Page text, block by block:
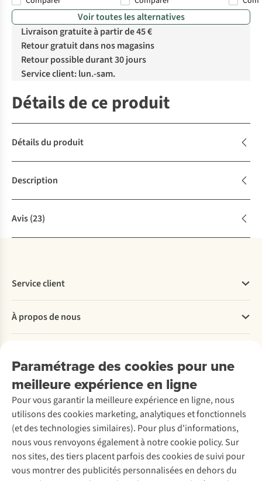
Voir toutes les alternatives
Livraison gratuite à partir de 45 €
Retour gratuit dans nos magasins
Retour possible durant 30 jours
Service client: lun.-sam.
Détails de ce produit
Détails du produit
Description
Avis(23)
Paramétrage des cookies pour une
meilleure expérience en ligne
Pour vous garantir la meilleure expérience en ligne, nous
utilisons des cookies marketing, analytiques et fonctionnels
(et des technologies similaires). Pour plus d'informations,
nous vous renvoyons également à notre cookie policy. Sur
nos sites, des tiers placent parfois des cookies de suivi pour
vous montrer des publicités personnalisées en dehors du
Service client
Commander
Payer
Retourner
Rétractation d'une commande
Entretien & réparations
Garantie
Contactez-nous
À propos de nous
Entreprise responsable
À propos d’Ayacucho
Nos magasins
À propos d’A.S.Adventure
Déclaration d'accessibilité
Location / Location sports d’hiver
Seconde-main
Entretien de ski
Service de lavage
Entretien de chaussures
Réparation de chaussures
Réparation de vêtements
Retouches
Découvrez
A.S.Magazine
Explore Camp
Expertise & conseils
Abonnez-vous à la newsletter